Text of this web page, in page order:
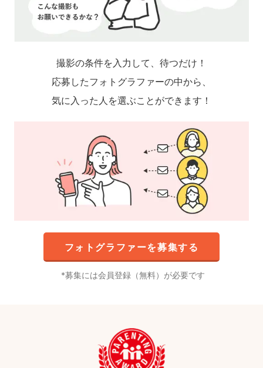
撮影の条件を入力して、待つだけ！
応募したフォトグラファーの中から、
気に入った人を選ぶことができます！
フォトグラファーを募集する
募集には会員登録（無料）が必要です